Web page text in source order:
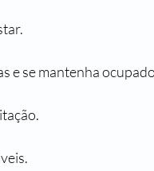
e se mantenha